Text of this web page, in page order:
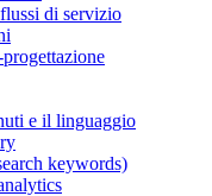
di servizio
e il linguaggio
keywords)